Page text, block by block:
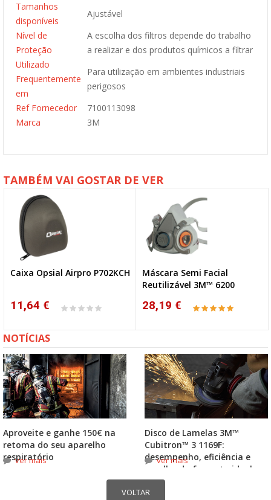
Tamanhos
disponíveis
Ajustável
Nível de
Proteção
A escolha dos filtros depende do trabalho
a realizar e dos produtos químicos a filtrar
Utilizado
Frequentemente
em
Para utilização em ambientes industriais
perigosos
Ref Fornecedor
7100113098
Marca
3M
TAMBÉM VAI GOSTAR DE VER
Caixa Opsial Airpro P702KCH
11,64 €
Máscara Semi Facial
Reutilizável 3M™ 6200
28,19 €
NOTÍCIAS
Aproveite e ganhe 150€ na
retoma do seu aparelho
respiratório
ver mais
Disco de Lamelas 3M™
Cubitron™ 3 1169F:
desempenho, eficiência e
escolha do formato ideal
ver mais